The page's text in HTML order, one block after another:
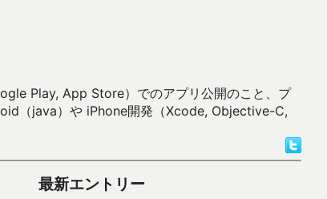
Play, App Store）でのアプリ公開のこと、プ
（java）や iPhone開発（Xcode, Objective-C,
最新エントリー